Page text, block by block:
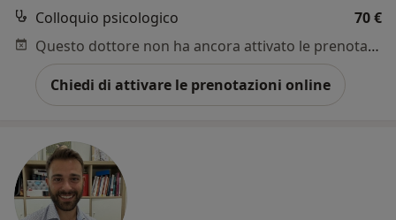
Colloquio psicologico
70 €
Questo dottore non ha ancora attivato le prenotazioni online presso questo indirizzo.
Chiedi di attivare le prenotazioni online